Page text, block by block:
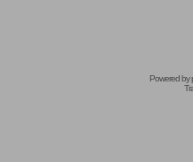
Powered by